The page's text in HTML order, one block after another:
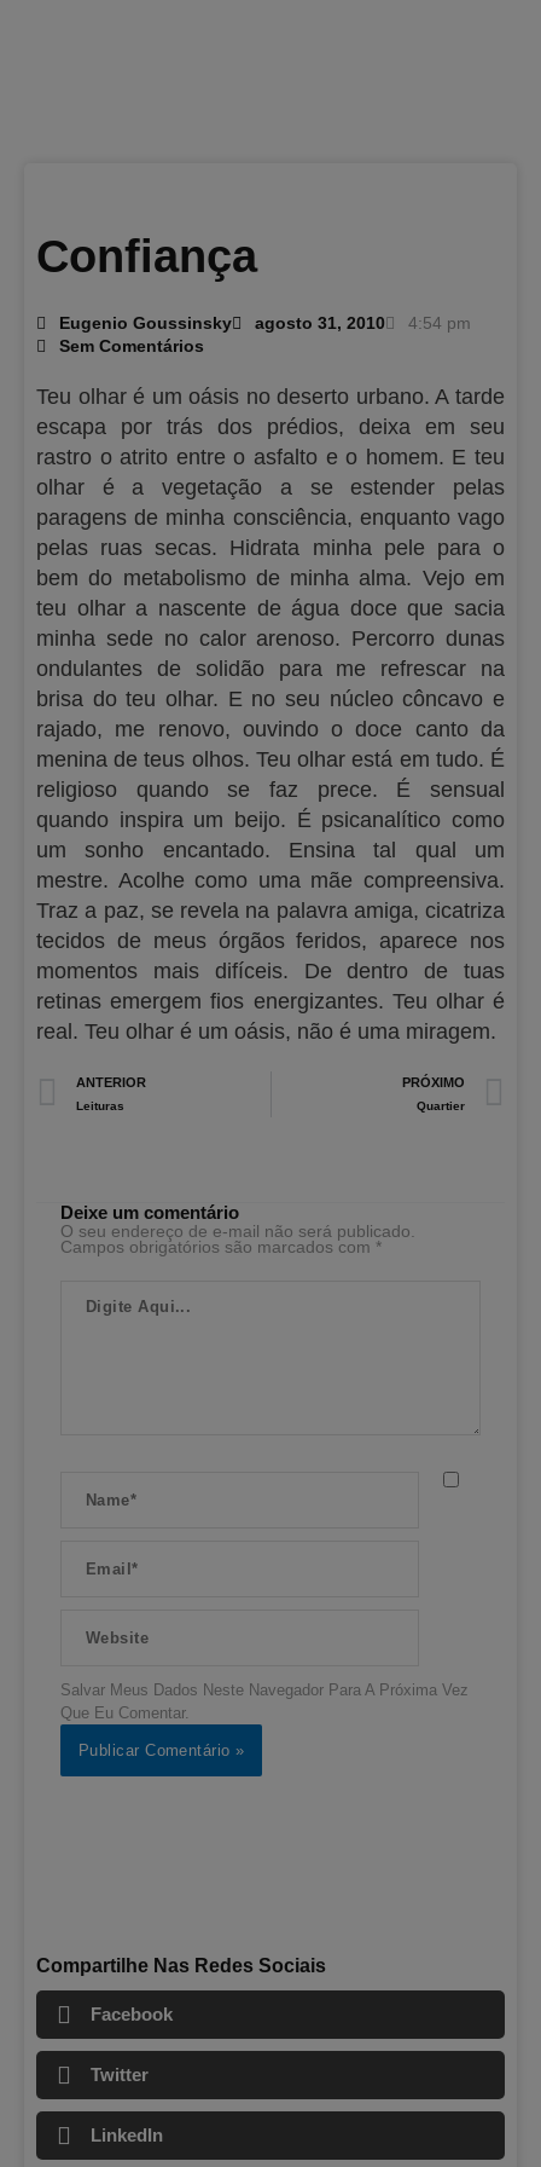
Confiança
Eugenio Goussinsky agosto 31, 2010
4:54 pm
Sem Comentários
Teu olhar é um oásis no deserto urbano. A tarde
escapa por trás dos prédios, deixa em seu
rastro o atrito entre o asfalto e o homem. E teu
olhar é a vegetação a se estender pelas
paragens de minha consciência, enquanto vago
pelas ruas secas. Hidrata minha pele para o
bem do metabolismo de minha alma. Vejo em
teu olhar a nascente de água doce que sacia
minha sede no calor arenoso. Percorro dunas
ondulantes de solidão para me refrescar na
brisa do teu olhar. E no seu núcleo côncavo e
rajado, me renovo, ouvindo o doce canto da
menina de teus olhos. Teu olhar está em tudo. É
religioso quando se faz prece. É sensual
quando inspira um beijo. É psicanalítico como
um sonho encantado. Ensina tal qual um
mestre. Acolhe como uma mãe compreensiva.
Traz a paz, se revela na palavra amiga, cicatriza
tecidos de meus órgãos feridos, aparece nos
momentos mais difíceis. De dentro de tuas
retinas emergem fios energizantes. Teu olhar é
real. Teu olhar é um oásis, não é uma miragem.
Prev
ANTERIOR
Leituras
PRÓXIMO
Quartier
Deixe um comentário
O seu endereço de e-mail não será publicado.
Campos obrigatórios são marcados com *
Aqui...
Salvar Meus Dados Neste Navegador Para A Próxima Vez
Que Eu Comentar.
Compartilhe Nas Redes Sociais
Facebook
Twitter
LinkedIn